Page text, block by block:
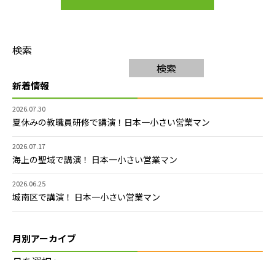
検索
検索
新着情報
2026.07.30
夏休みの教職員研修で講演！日本一小さい営業マン
2026.07.17
海上の聖域で講演！ 日本一小さい営業マン
2026.06.25
城南区で講演！ 日本一小さい営業マン
月別アーカイブ